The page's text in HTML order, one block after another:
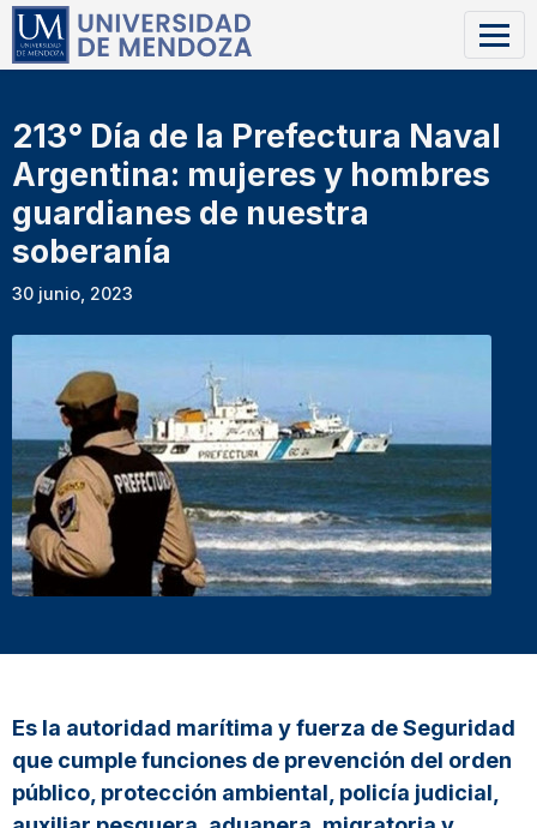
213° Día de la Prefectura Naval
Argentina: mujeres y hombres
guardianes de nuestra
soberanía
30 junio, 2023
Es la autoridad marítima y fuerza de Seguridad
que cumple funciones de prevención del orden
público, protección ambiental, policía judicial,